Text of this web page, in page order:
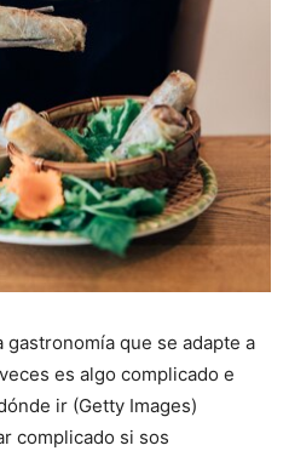
que se adapte a
es algo complicado e
ir (Getty Images)
complicado si sos